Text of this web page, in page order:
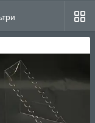
пилок для нігтів,
магазинів для
зберіганні та